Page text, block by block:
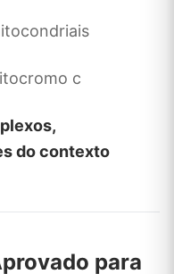
c
do contexto
para